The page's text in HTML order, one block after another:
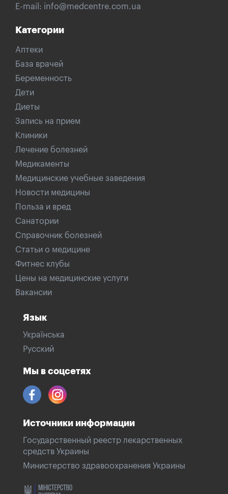
E-mail: info@medcentre.com.ua
Категории
Аптеки
База врачей
Беременность
Дети
Диеты
Запись на прием
Клиники
Лечение болезней
Медикаменты
Медицинские учебные заведения
Новости медицины
Польза и вред
Санатории
Справочник болезней
Статьи о медицине
Фитнес клубы
Цены на медицинские услуги
Вакансии
Язык
Українська
Русский
Мы в соцсетях
Источники информации
Государственный реестр лекарственных
средств Украины
Министерство здравоохранения Украины